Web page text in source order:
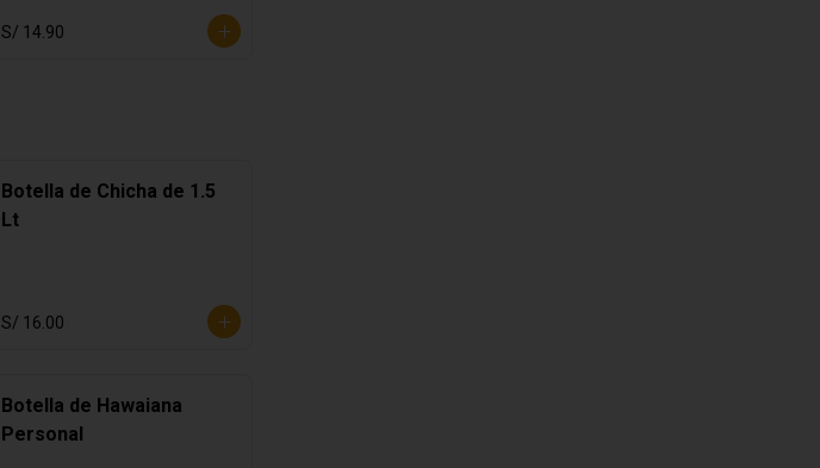
S/ 14.90
Botella de Chicha de 1.5
Lt
S/ 16.00
Botella de Hawaiana
Personal